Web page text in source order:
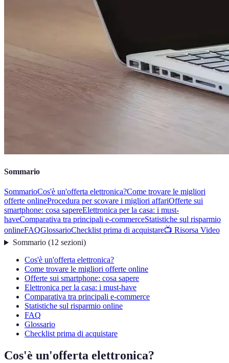
Sommario
SommarioCos'è un'offerta elettronica?Come trovare le migliori
offerte onlineProcedura per scovare i migliori affariOfferte sui
smartphone: cosa sapereElettronica per la casa: i must-
haveComparativa tra principali e-commerceStatistiche sul risparmio
onlineFAQGlossarioChecklist prima di acquistare📺 Risorsa Video
Sommario(12 sezioni)
Cos'è un'offerta elettronica?
Come trovare le migliori offerte online
Offerte sui smartphone: cosa sapere
Elettronica per la casa: i must-have
Comparativa tra principali e-commerce
Statistiche sul risparmio online
FAQ
Glossario
Checklist prima di acquistare
Cos'è un'offerta elettronica?